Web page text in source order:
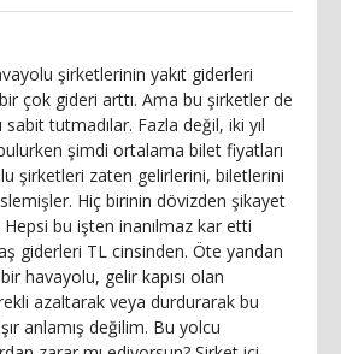
şirketlerinin yakıt giderleri
çok gideri arttı. Ama bu şirketler de
sabit tutmadılar. Fazla değil, iki yıl
şimdi ortalama bilet fiyatları
şirketleri zaten gelirlerini, biletlerini
Hiç birinin dövizden şikayet
bu işten inanılmaz kar etti
giderleri TL cinsinden. Öte yandan
havayolu, gelir kapısı olan
azaltarak veya durdurarak bu
anlamış değilim. Bu yolcu